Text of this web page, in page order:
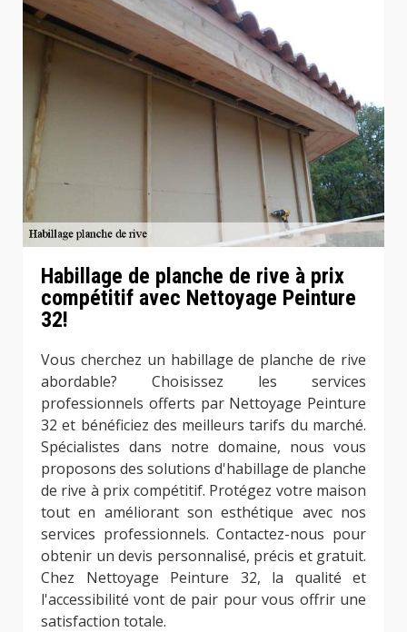
Habillage de planche de rive à prix
compétitif avec Nettoyage Peinture
32!
Vous cherchez un habillage de planche de rive
abordable? Choisissez les services
professionnels offerts par Nettoyage Peinture
32 et bénéficiez des meilleurs tarifs du marché.
Spécialistes dans notre domaine, nous vous
proposons des solutions d'habillage de planche
de rive à prix compétitif. Protégez votre maison
tout en améliorant son esthétique avec nos
services professionnels. Contactez-nous pour
obtenir un devis personnalisé, précis et gratuit.
Chez Nettoyage Peinture 32, la qualité et
l'accessibilité vont de pair pour vous offrir une
satisfaction totale.